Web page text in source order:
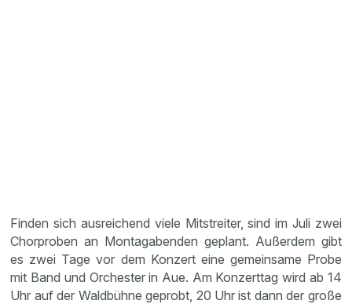
Finden sich ausreichend viele Mitstreiter, sind im Juli zwei
Chorproben an Montagabenden geplant. Außerdem gibt
es zwei Tage vor dem Konzert eine gemeinsame Probe
mit Band und Orchester in Aue. Am Konzerttag wird ab 14
Uhr auf der Waldbühne geprobt, 20 Uhr ist dann der große